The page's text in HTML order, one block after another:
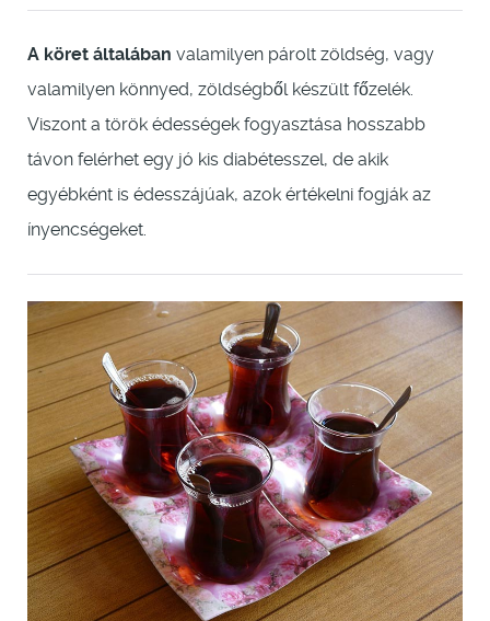
A köret általában valamilyen párolt zöldség, vagy
valamilyen könnyed, zöldségből készült főzelék.
Viszont a török édességek fogyasztása hosszabb
távon felérhet egy jó kis diabétesszel, de akik
egyébként is édesszájúak, azok értékelni fogják az
ínyencségeket.